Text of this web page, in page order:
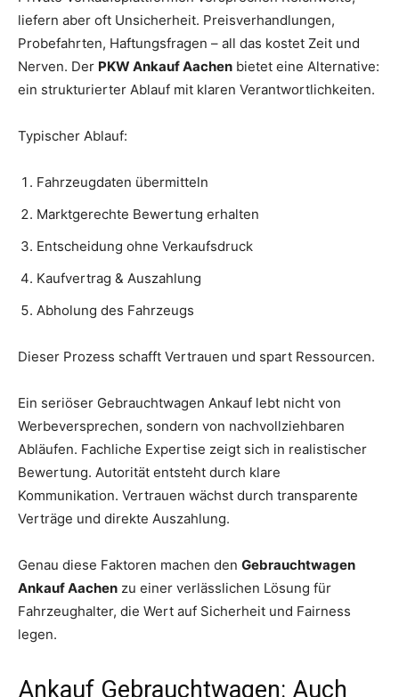
liefern aber oft Unsicherheit. Preisverhandlungen,
Probefahrten, Haftungsfragen – all das kostet Zeit und
Nerven. Der PKW Ankauf Aachen bietet eine Alternative:
ein strukturierter Ablauf mit klaren Verantwortlichkeiten.
Typischer Ablauf:
Fahrzeugdaten übermitteln
Marktgerechte Bewertung erhalten
Entscheidung ohne Verkaufsdruck
Kaufvertrag & Auszahlung
Abholung des Fahrzeugs
Dieser Prozess schafft Vertrauen und spart Ressourcen.
Ein seriöser Gebrauchtwagen Ankauf lebt nicht von
Werbeversprechen, sondern von nachvollziehbaren
Abläufen. Fachliche Expertise zeigt sich in realistischer
Bewertung. Autorität entsteht durch klare
Kommunikation. Vertrauen wächst durch transparente
Verträge und direkte Auszahlung.
Genau diese Faktoren machen den Gebrauchtwagen
Ankauf Aachen zu einer verlässlichen Lösung für
Fahrzeughalter, die Wert auf Sicherheit und Fairness
legen.
Ankauf Gebrauchtwagen: Auch